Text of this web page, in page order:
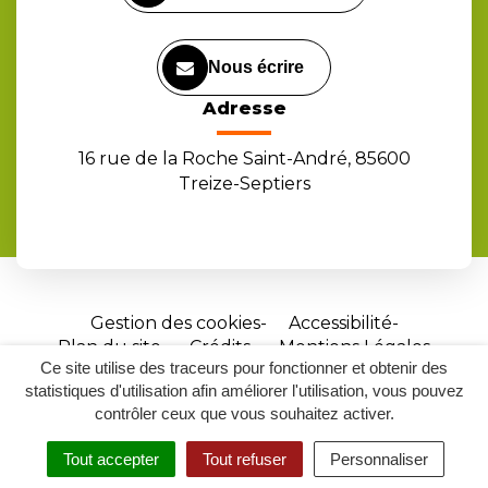
Ce site utilise des traceurs pour fonctionner et obtenir des
statistiques d'utilisation afin améliorer l'utilisation, vous pouvez
contrôler ceux que vous souhaitez activer.
Tout accepter Tout refuser Personnaliser
RECHERCHER
ACCESSIBILITÉ
Nous écrire
Adresse
16 rue de la Roche Saint-André, 85600
Treize-Septiers
Gestion des cookies
Accessibilité
Plan du site
Crédits
Mentions Légales
Site
réalisé
par
Inovagora